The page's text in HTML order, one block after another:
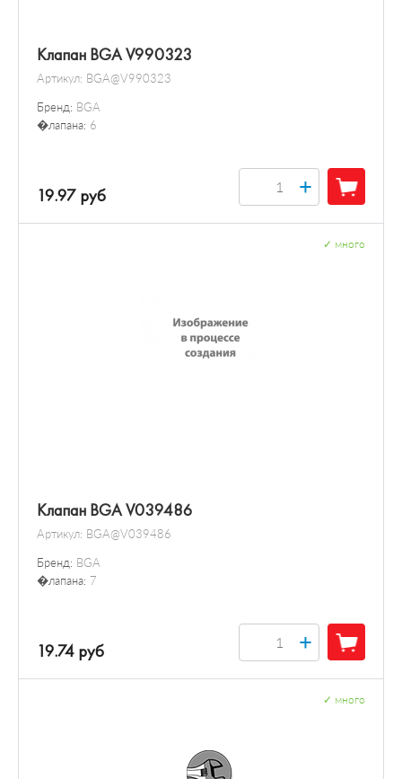
Клапан BGA V990323
Артикул: BGA@V990323
Бренд: BGA
�лапана: 6
19.97 руб +
Клапан BGA V039486
Артикул: BGA@V039486
Бренд: BGA
�лапана: 7
много
19.74 руб +
много